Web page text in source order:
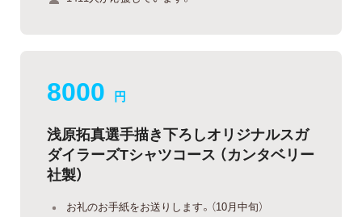
8000 円
浅原拓真選手描き下ろしオリジナルスガ
ダイラーズTシャツコース （カンタベリー
社製）
お礼のお手紙をお送りします。（10月中旬）